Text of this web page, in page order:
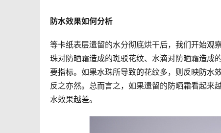
防水效果如何分析
等卡纸表层遗留的水分彻底烘干后，我们开始观
珠对防晒霜造成的斑驳花纹、水滴对防晒霜造成
要指标。如果水珠所导致的花纹多，则反映防水
反之亦然。总而言之，如果遗留的防晒霜看起来
水效果越差。